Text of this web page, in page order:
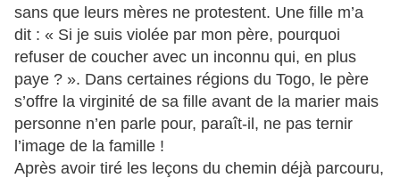
sans que leurs mères ne protestent. Une fille m’a
dit : « Si je suis violée par mon père, pourquoi
refuser de coucher avec un inconnu qui, en plus
paye ? ». Dans certaines régions du Togo, le père
s’offre la virginité de sa fille avant de la marier mais
personne n’en parle pour, paraît-il, ne pas ternir
l’image de la famille !
Après avoir tiré les leçons du chemin déjà parcouru,